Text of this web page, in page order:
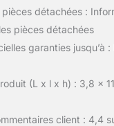
détachées :
pièces détachées
garanties jusqu’à
(L x l x h) : 3,8 x
client : 4,4